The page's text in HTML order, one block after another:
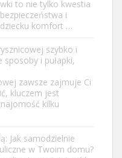
to nie tylko kwestia
i
komfort …
szybko i
i pułapki,
zawsze zajmuje Ci
kluczem jest
kilku
Jak samodzielnie
w Twoim domu?